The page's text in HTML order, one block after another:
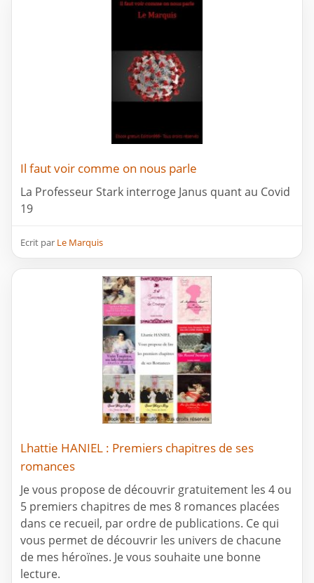
Il faut voir comme on nous parle
La Professeur Stark interroge Janus quant au Covid
19
Ecrit par Le Marquis
Lhattie HANIEL : Premiers chapitres de ses
romances
Je vous propose de découvrir gratuitement les 4 ou
5 premiers chapitres de mes 8 romances placées
dans ce recueil, par ordre de publications. Ce qui
vous permet de découvrir les univers de chacune
de mes héroïnes. Je vous souhaite une bonne
lecture.